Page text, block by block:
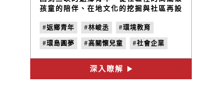
孩童的陪伴、在地文化的挖掘與社區再設
年改變了些什麼？
#返鄉青年 #林峻丞 #環境教育
#環島圓夢 #高關懷兒童 #社會企業
#地方創生 #小草書屋
深入瞭解